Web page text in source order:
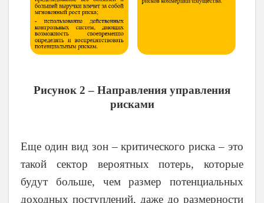
Рисунок 2 – Направления управления
рисками
Еще один вид зон – критического риска – это
такой сектор вероятных потерь, которые
будут больше, чем размер потенциальных
доходных поступлений, даже до размерности